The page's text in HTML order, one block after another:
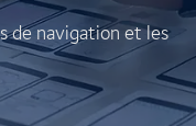
de navigation et les